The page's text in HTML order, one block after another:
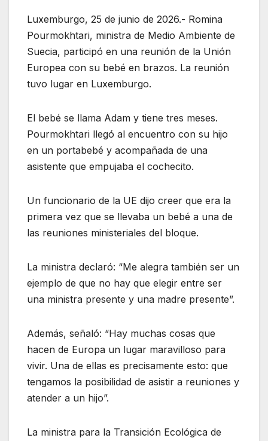
Luxemburgo, 25 de junio de 2026.- Romina
Pourmokhtari, ministra de Medio Ambiente de
Suecia, participó en una reunión de la Unión
Europea con su bebé en brazos. La reunión
tuvo lugar en Luxemburgo.
El bebé se llama Adam y tiene tres meses.
Pourmokhtari llegó al encuentro con su hijo
en un portabebé y acompañada de una
asistente que empujaba el cochecito.
Un funcionario de la UE dijo creer que era la
primera vez que se llevaba un bebé a una de
las reuniones ministeriales del bloque.
La ministra declaró: “Me alegra también ser un
ejemplo de que no hay que elegir entre ser
una ministra presente y una madre presente”.
Además, señaló: “Hay muchas cosas que
hacen de Europa un lugar maravilloso para
vivir. Una de ellas es precisamente esto: que
tengamos la posibilidad de asistir a reuniones y
atender a un hijo”.
La ministra para la Transición Ecológica de